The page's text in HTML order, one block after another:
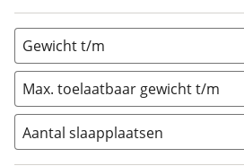
Gewicht t/m
Max. toelaatbaar gewicht t/m
Aantal slaapplaatsen
1 (0)